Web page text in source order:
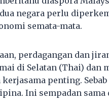
negara perlu
semata-mata.
perdagangan dan
di Selatan (Thai) dan
penting.
Ini sempadan sama